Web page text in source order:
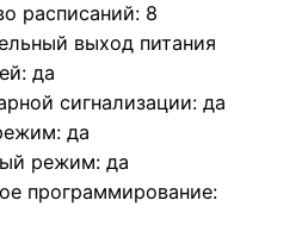
расписаний: 8
выход питания
да
сигнализации: да
да
режим: да
программирование: